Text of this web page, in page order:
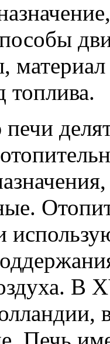
топлива.
В